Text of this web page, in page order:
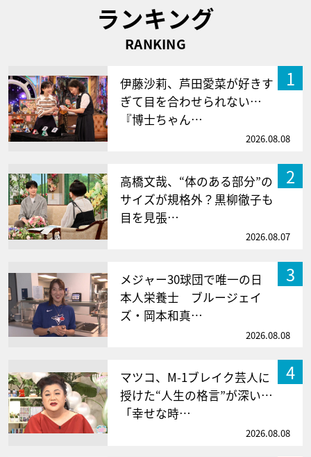
ランキング
RANKING
1
伊藤沙莉、芦田愛菜が好きす
ぎて目を合わせられない…
『博士ちゃん…
2026.08.08
2
高橋文哉、“体のある部分”の
サイズが規格外？黒柳徹子も
目を見張…
2026.08.07
3
メジャー30球団で唯一の日
本人栄養士 ブルージェイ
ズ・岡本和真…
2026.08.08
4
マツコ、M-1ブレイク芸人に
授けた“人生の格言”が深い…
「幸せな時…
2026.08.08